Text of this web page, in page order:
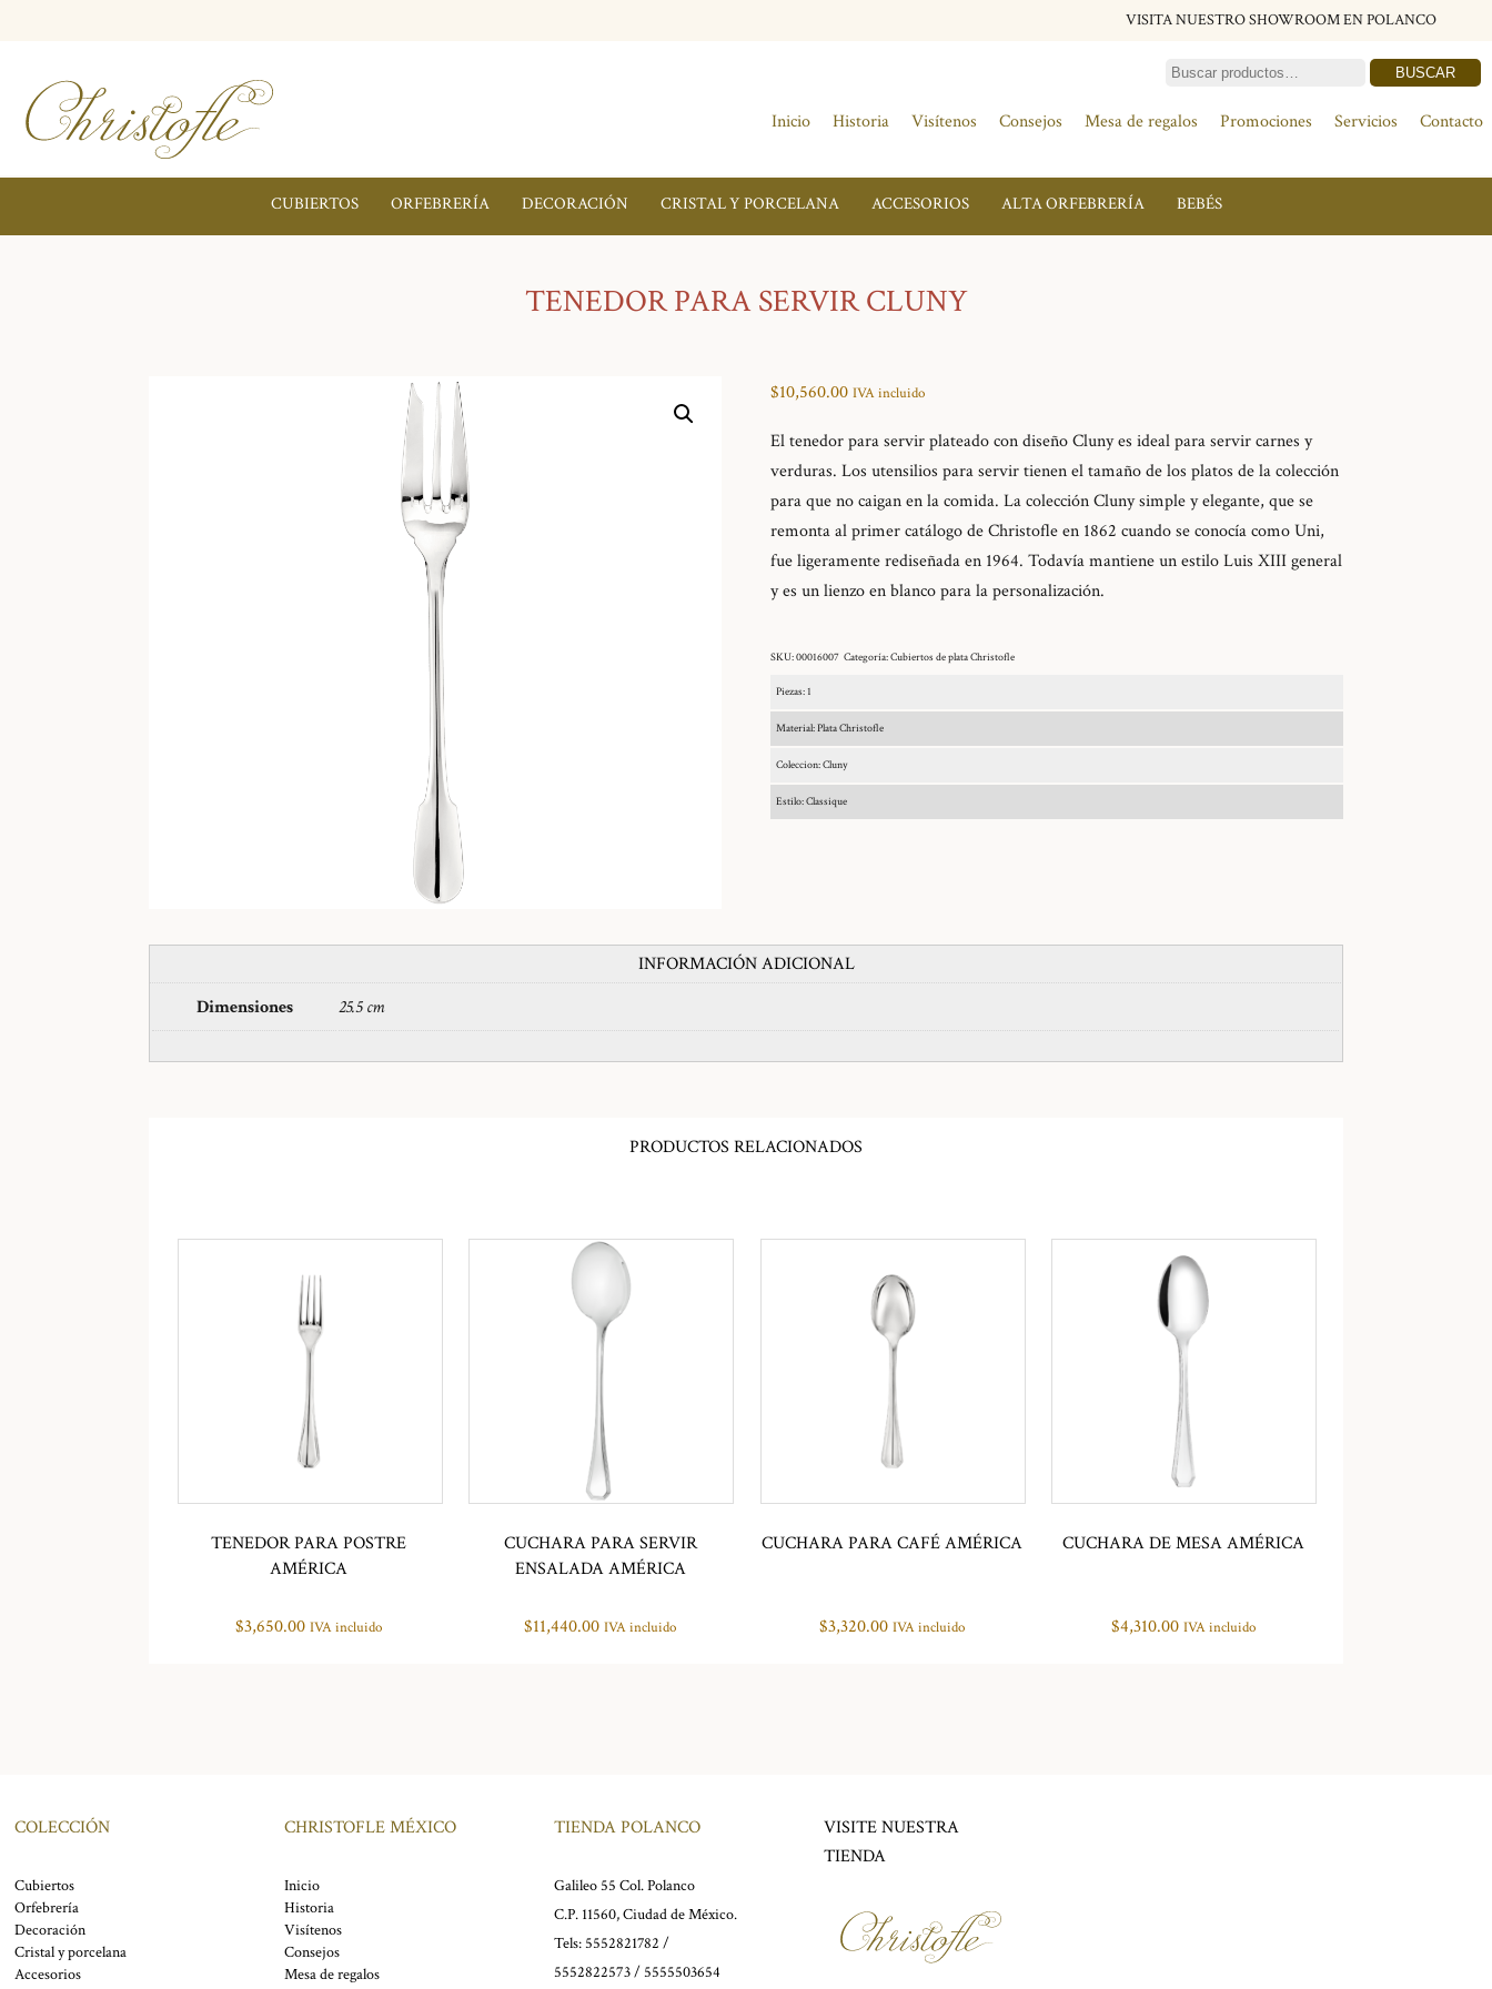
VISITA NUESTRO SHOWROOM EN POLANCO
BUSCAR
Inicio Historia Visítenos Consejos Mesa de regalos Promociones Servicios Contacto
CUBIERTOS ORFEBRERÍA DECORACIÓN CRISTAL Y PORCELANA ACCESORIOS ALTA ORFEBRERÍA BEBÉS
TENEDOR PARA SERVIR CLUNY
$10,560.00 IVA incluido
El tenedor para servir plateado con diseño Cluny es ideal para servir carnes y
verduras. Los utensilios para servir tienen el tamaño de los platos de la colección
para que no caigan en la comida. La colección Cluny simple y elegante, que se
remonta al primer catálogo de Christofle en 1862 cuando se conocía como Uni,
fue ligeramente rediseñada en 1964. Todavía mantiene un estilo Luis XIII general
y es un lienzo en blanco para la personalización.
SKU:00016007 Categoría:Cubiertos de plata Christofle
Piezas: 1
Material: Plata Christofle
Coleccion: Cluny
Estilo: Classique
INFORMACIÓN ADICIONAL
Dimensiones
25.5 cm
PRODUCTOS RELACIONADOS
TENEDOR PARA POSTRE
AMÉRICA
$3,650.00 IVA incluido
CUCHARA PARA SERVIR
ENSALADA AMÉRICA
$11,440.00 IVA incluido
CUCHARA PARA CAFÉ AMÉRICA
$3,320.00 IVA incluido
CUCHARA DE MESA AMÉRICA
$4,310.00 IVA incluido
COLECCIÓN
Cubiertos
Orfebrería
Decoración
Cristal y porcelana
Accesorios
CHRISTOFLE MÉXICO
Inicio
Historia
Visítenos
Consejos
Mesa de regalos
TIENDA POLANCO
Galileo 55 Col. Polanco
C.P. 11560, Ciudad de México.
Tels: 5552821782 /
5552822573 / 5555503654
VISITE NUESTRA
TIENDA